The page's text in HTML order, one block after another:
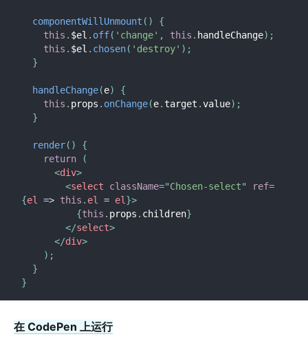
componentWillUnmount ( )
{
this . $el . off( 'change' , this . handleChange) ;
this . $el . chosen( 'destroy' ) ;
}
handleChange(e)
{
this . props . onChange(e. target .value) ;
}
render( )
{
return
(
<div>
<select className="Chosen-select" ref=
{el => this . el = el }>
{this . props . children}
</select>
</div>
) ;
}
}
在 CodePen 上运行